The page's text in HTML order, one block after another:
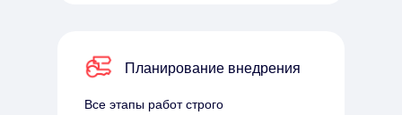
Планирование внедрения
Все этапы работ строго